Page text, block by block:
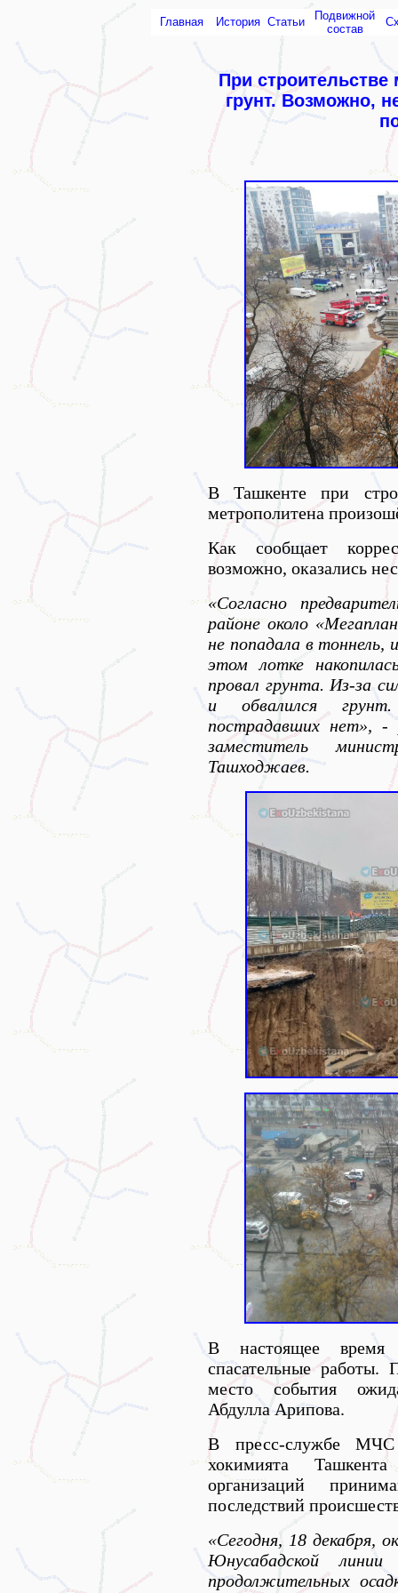
Главная История Статьи
Подвижной
состав
При
грунт. Возможно,
В Ташкенте при
метрополитена
Как сообщает
возможно, оказались
«Согласно
районе около
не попадала в тоннель,
этом лотке
провал грунта. Из-за
и обвалился
пострадавших нет», -
заместитель
Ташходжаев.
В настоящее время
спасательные
место события
Абдулла Арипова.
В пресс-службе
хокимията
организаций
последствий
«Сегодня, 18 декабря,
Юнусабадской
продолжительных